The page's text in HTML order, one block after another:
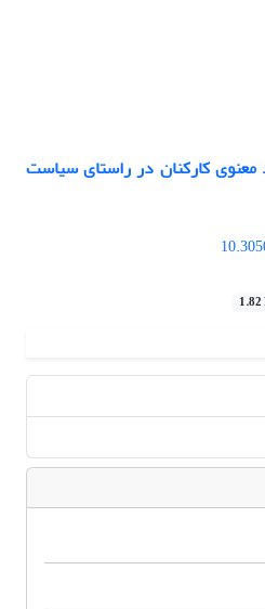
کارکنان در راستای سیاست